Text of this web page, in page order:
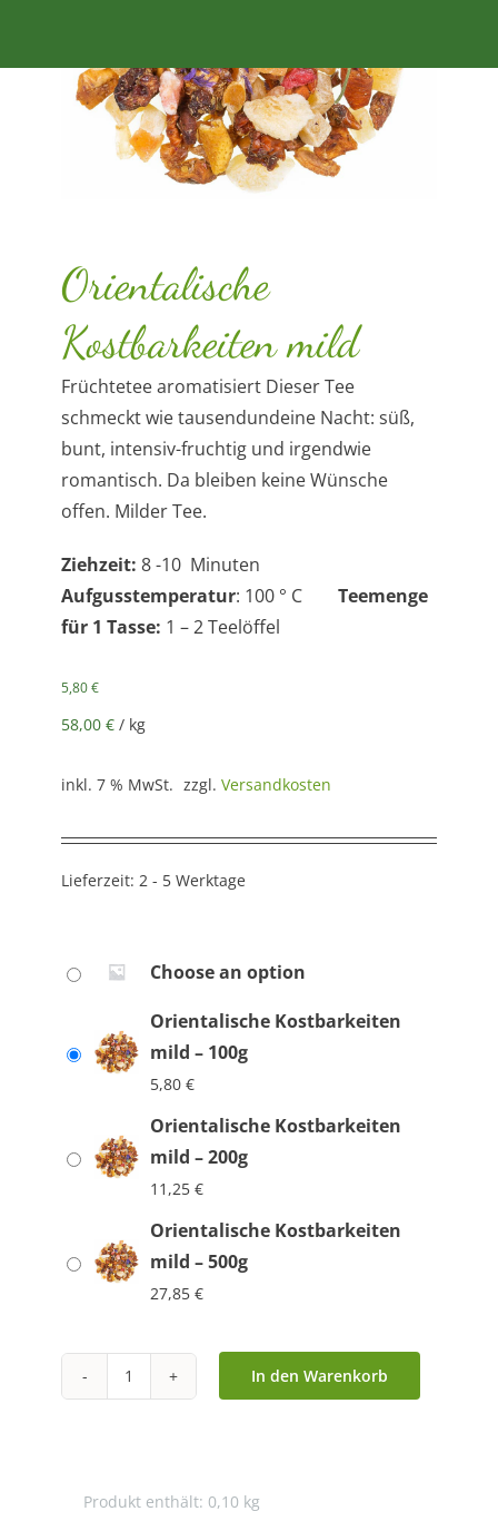
Orientalische
Kostbarkeiten mild
Früchtetee aromatisiert Dieser Tee
schmeckt wie tausendundeine Nacht: süß,
bunt, intensiv-fruchtig und irgendwie
romantisch. Da bleiben keine Wünsche
offen. Milder Tee.
Ziehzeit: 8 -10 Minuten
Aufgusstemperatur: 100 ° C Teemenge
für 1 Tasse: 1 – 2 Teelöffel
5,80€
58,00 € / kg
inkl. 7 % MwSt. zzgl. Versandkosten
Lieferzeit: 2 - 5 Werktage
Choose an option
Orientalische Kostbarkeiten
mild – 100g
5,80 €
Orientalische Kostbarkeiten
mild – 200g
11,25 €
Orientalische Kostbarkeiten
mild – 500g
27,85 €
Orientalische
In den Warenkorb
Produkt enthält: 0,10 kg